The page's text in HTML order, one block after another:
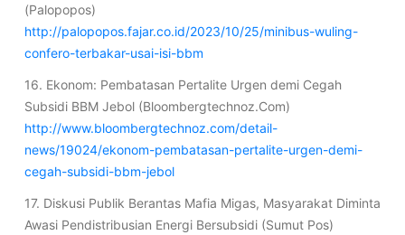
(Palopopos)
http://palopopos.fajar.co.id/2023/10/25/minibus-wuling-
confero-terbakar-usai-isi-bbm
16. Ekonom: Pembatasan Pertalite Urgen demi Cegah
Subsidi BBM Jebol (Bloombergtechnoz.Com)
http://www.bloombergtechnoz.com/detail-
news/19024/ekonom-pembatasan-pertalite-urgen-demi-
cegah-subsidi-bbm-jebol
17. Diskusi Publik Berantas Mafia Migas, Masyarakat Diminta
Awasi Pendistribusian Energi Bersubsidi (Sumut Pos)